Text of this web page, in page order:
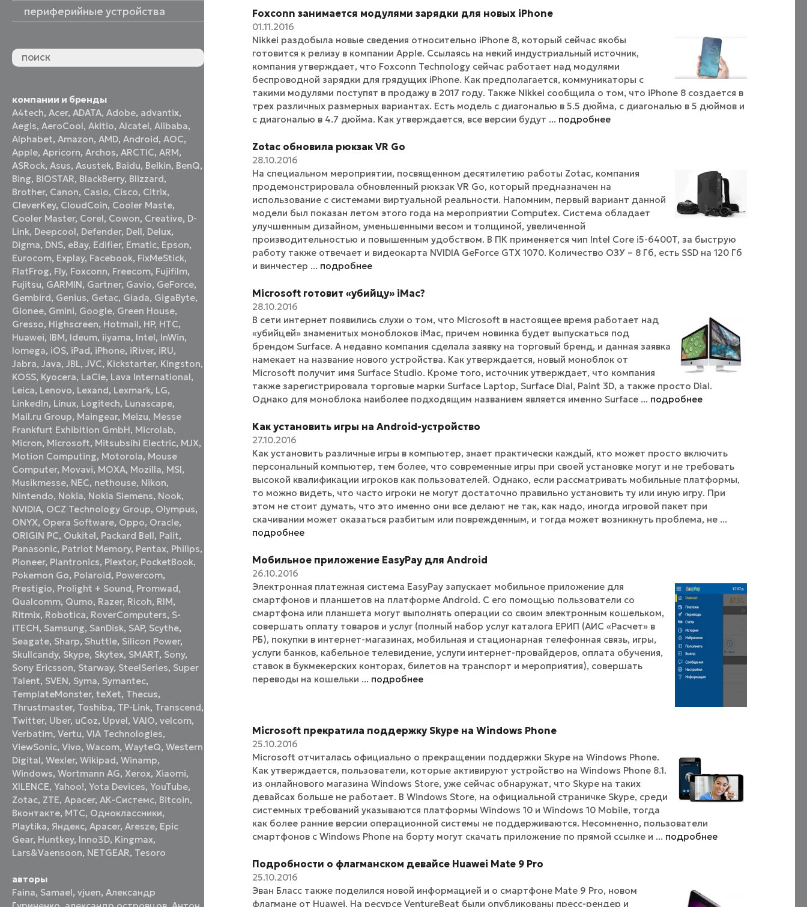
периферийные устройства
компании и бренды
A4tech,Acer,ADATA,Adobe, advantix,
Aegis,AeroCool,Akitio,Alcatel,Alibaba,
Alphabet,Amazon,AMD,Android,AOC,
Apple,Apricorn,Archos,ARCTIC,ARM,
ASRock,Asus,Asustek, Baidu, Belkin, BenQ,
Bing, BIOSTAR, BlackBerry, Blizzard,
Brother, Canon, Casio, Cisco, Citrix,
CleverKey, CloudCoin, Cooler Maste,
Cooler Master, Corel, Cowon, Creative, D-
Link, Deepcool, Defender, Dell, Delux,
Digma, DNS, eBay, Edifier, Ematic, Epson,
Eurocom, Explay, Facebook, FixMeStick,
FlatFrog, Fly, Foxconn, Freecom, Fujifilm,
Fujitsu, GARMIN, Gartner, Gavio, GeForce,
Gembird, Genius, Getac, Giada, GigaByte,
Gionee, Gmini, Google, Green House,
Gresso, Highscreen, Hotmail, HP, HTC,
Huawei, IBM, Ideum, iiyama, Intel, InWin,
Iomega, iOS, iPad, iPhone, iRiver, iRU,
Jabra,Java,JBL,JVC, Kickstarter, Kingston,
KOSS, Kyocera, LaCie, Lava International,
Leica, Lenovo, Lexand, Lexmark, LG,
LinkedIn, Linux, Logitech, Lunascape,
Mail.ru Group, Maingear, Meizu, Messe
Frankfurt Exhibition GmbH, Microlab,
Micron, Microsoft, Mitsubsihi Electric, MJX,
Motion Computing, Motorola, Mouse
Computer, Movavi, MOXA, Mozilla, MSI,
Musikmesse, NEC, nethouse, Nikon,
Nintendo, Nokia, Nokia Siemens, Nook,
NVIDIA, OCZ Technology Group, Olympus,
ONYX, Opera Software, Oppo, Oracle,
ORIGIN PC, Oukitel, Packard Bell, Palit,
Panasonic, Patriot Memory, Pentax, Philips,
Pioneer, Plantronics, Plextor, PocketBook,
Pokemon Go, Polaroid, Powercom,
Prestigio, Prolight + Sound, Promwad,
Qualcomm, Qumo, Razer, Ricoh, RIM,
Ritmix, Robotica, RoverComputers, S-
iTECH, Samsung, SanDisk, SAP, Scythe,
Seagate, Sharp, Shuttle, Silicon Power,
Skullcandy, Skype, Skytex, SMART, Sony,
Sony Ericsson, Starway, SteelSeries, Super
Talent, SVEN, Syma, Symantec,
TemplateMonster,teXet, Thecus,
Thrustmaster, Toshiba, TP-Link, Transcend,
Twitter, Uber, uCoz, Upvel,VAIO,velcom,
Verbatim,Vertu,VIA Technologies,
ViewSonic,Vivo,Wacom,WayteQ,Western
Digital,Wexler,Wikipad,Winamp,
Windows,Wortmann AG,Xerox,Xiaomi,
XILENCE,Yahoo!,Yota Devices,YouTube,
Zotac, ZTE,Аpacer,АК-Системс, Вitcoin,
Вконтакте, МТС, Одноклассники,
Playtika, Яндекс,Apacer,Aresze, Epic
Gear, Huntkey, Inno3D, Kingmax,
Lars&Vaensoon, NETGEAR, Tesoro
авторы
Faina, Samael,vjuen,Александр
Foxconn занимается модулями зарядки для новых iPhone
01.11.2016
Nikkei раздобыла новые сведения относительно iPhone 8, который сейчас якобы
готовится к релизу в компании Apple. Ссылаясь на некий индустриальный источник,
компания утверждает, что Foxconn Technology сейчас работает над модулями
беспроводной зарядки для грядущих iPhone. Как предполагается, коммуникаторы с
такими модулями поступят в продажу в 2017 году. Также Nikkei сообщила о том, что iPhone 8 создается в
трех различных размерных вариантах. Есть модель с диагональю в 5.5 дюйма, с диагональю в 5 дюймов и
с диагональю в 4.7 дюйма. Как утверждается, все версии будут ... подробнее
Zotac обновила рюкзак VR Go
28.10.2016
На специальном мероприятии, посвященном десятилетию работы Zotac, компания
продемонстрировала обновленный рюкзак VR Go, который предназначен на
использование с системами виртуальной реальности. Напомним, первый вариант данной
модели был показан летом этого года на мероприятии Computex. Система обладает
улучшенным дизайном, уменьшенными весом и толщиной, увеличенной
производительностью и повышенным удобством. В ПК применяется чип Intel Core i5-6400T, за быструю
работу также отвечает и видеокарта NVIDIA GeForce GTX 1070. Количество ОЗУ – 8 Гб, есть SSD на 120 Гб
и винчестер ... подробнее
Microsoft готовит «убийцу» iMac?
28.10.2016
В сети интернет появились слухи о том, что Microsoft в настоящее время работает над
«убийцей» знаменитых моноблоков iMac, причем новинка будет выпускаться под
брендом Surface. А недавно компания сделала заявку на торговый бренд, и данная заявка
намекает на название нового устройства. Как утверждается, новый моноблок от
Microsoft получит имя Surface Studio. Кроме того, источник утверждает, что компания
также зарегистрировала торговые марки Surface Laptop, Surface Dial, Paint 3D, а также просто Dial.
Однако для моноблока наиболее подходящим названием является именно Surface ... подробнее
Как установить игры на Android-устройство
27.10.2016
Как установить различные игры в компьютер, знает практически каждый, кто может просто включить
персональный компьютер, тем более, что современные игры при своей установке могут и не требовать
высокой квалификации игроков как пользователей. Однако, если рассматривать мобильные платформы,
то можно видеть, что часто игроки не могут достаточно правильно установить ту или иную игру. При
этом не стоит думать, что это именно они все делают не так, как надо, иногда игровой пакет при
скачивании может оказаться разбитым или поврежденным, и тогда может возникнуть проблема, не ...
подробнее
Мобильное приложение EasyPay для Android
26.10.2016
Электронная платежная система EasyPay запускает мобильное приложение для
смартфонов и планшетов на платформе Android. С его помощью пользователи со
смартфона или планшета могут выполнять операции со своим электронным кошельком,
совершать оплату товаров и услуг (полный набор услуг каталога ЕРИП (АИС «Расчет» в
РБ), покупки в интернет-магазинах, мобильная и стационарная телефонная связь, игры,
услуги банков, кабельное телевидение, услуги интернет-провайдеров, оплата обучения,
ставок в букмекерских конторах, билетов на транспорт и мероприятия), совершать
переводы на кошельки ... подробнее
Microsoft прекратила поддержку Skype на Windows Phone
25.10.2016
Microsoft отчиталась официально о прекращении поддержки Skype на Windows Phone.
Как утверждается, пользователи, которые активируют устройство на Windows Phone 8.1.
из онлайнового магазина Windows Store, уже сейчас обнаружат, что Skype на таких
девайсах больше не работает. В Windows Store, на официальной страничке Skype, среди
системных требований указываются платформы Windows 10 и Windows 10 Mobile, тогда
как более ранние версии операционной системы не поддерживаются. Несомненно, пользователи
смартфонов с Windows Phone на борту могут скачать приложение по прямой ссылке и ... подробнее
Подробности о флагманском девайсе Huawei Mate 9 Pro
25.10.2016
Эван Бласс также поделился новой информацией и о смартфоне Mate 9 Pro, новом
флагмане от Huawei. На ресурсе VentureBeat были опубликованы пресс-рендер и